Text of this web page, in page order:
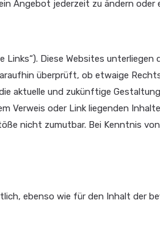
Angebot jederzeit zu ändern oder
Diese Websites
überprüft, ob etwaige
aktuelle und zukünftige
oder Link liegenden
nicht zumutbar. Bei Kenntnis
ebenso wie für den Inhalt der